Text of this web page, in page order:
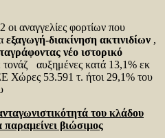
αναγγελίες φορτίων που
εξαγωγή-διακίνηση ακτινιδίων ,
νέο ιστορικό
τονάζ αυξημένες κατά 13,1% εκ
Χώρες 53.591 τ. ήτοι 29,1% του
του κλάδου
βιώσιμος